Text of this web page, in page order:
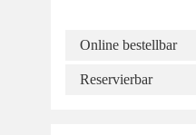
Online bestellbar
Reservierbar